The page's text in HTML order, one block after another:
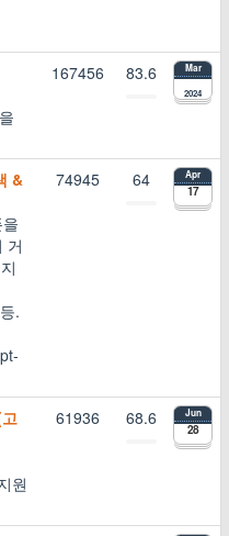
167456 83.6 Mar
2024
&
거
.
74945 64 Apr
17
원
61936 68.6 Jun
28